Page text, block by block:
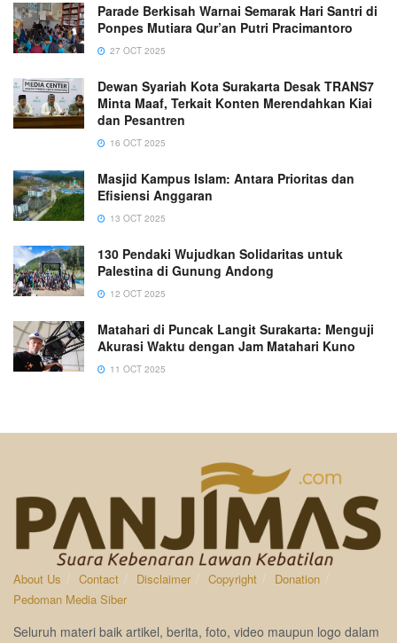
Parade Berkisah Warnai Semarak Hari Santri di
Ponpes Mutiara Qur’an Putri Pracimantoro
27 OCT 2025
Dewan Syariah Kota Surakarta Desak TRANS7
Minta Maaf, Terkait Konten Merendahkan Kiai
dan Pesantren
16 OCT 2025
Masjid Kampus Islam: Antara Prioritas dan
Efisiensi Anggaran
13 OCT 2025
130 Pendaki Wujudkan Solidaritas untuk
Palestina di Gunung Andong
12 OCT 2025
Matahari di Puncak Langit Surakarta: Menguji
Akurasi Waktu dengan Jam Matahari Kuno
11 OCT 2025
About Us Contact Disclaimer Copyright
Donation
Pedoman Media Siber
Seluruh materi baik artikel, berita, foto, video maupun logo dalam